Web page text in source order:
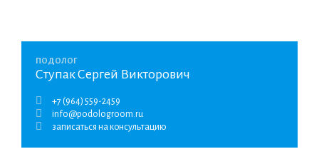
ПОДОЛОГ
Ступак Сергей Викторович
+7 (964) 559-2459
info@podologroom.ru
записаться на консультацию